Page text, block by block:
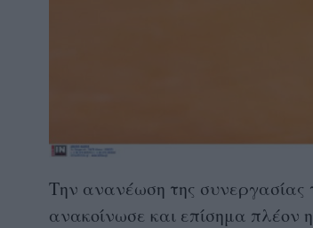
Την ανανέωση της
ανακοίνωσε και επίσημα πλέον